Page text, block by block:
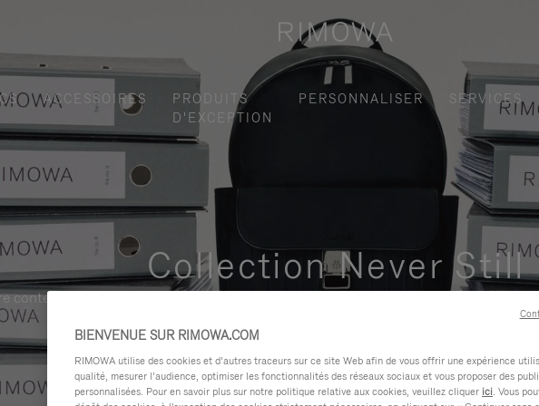
ACCESSOIRES
PRODUITS
D'EXCEPTION
PERSONNALISER SERVICES
Collection Never Still
contemporaine, fonctionnelle et élégante pour vos déplacements quotidiens en
BIENVENUE SUR RIMOWA.COM
RIMOWA utilise des cookies et d’autres traceurs sur ce site Web afin de vous offrir une expérience
qualité, mesurer l’audience, optimiser les fonctionnalités des réseaux sociaux et vous proposer des
personnalisées. Pour en savoir plus sur notre politique relative aux cookies, veuillez cliquer ici. Vous